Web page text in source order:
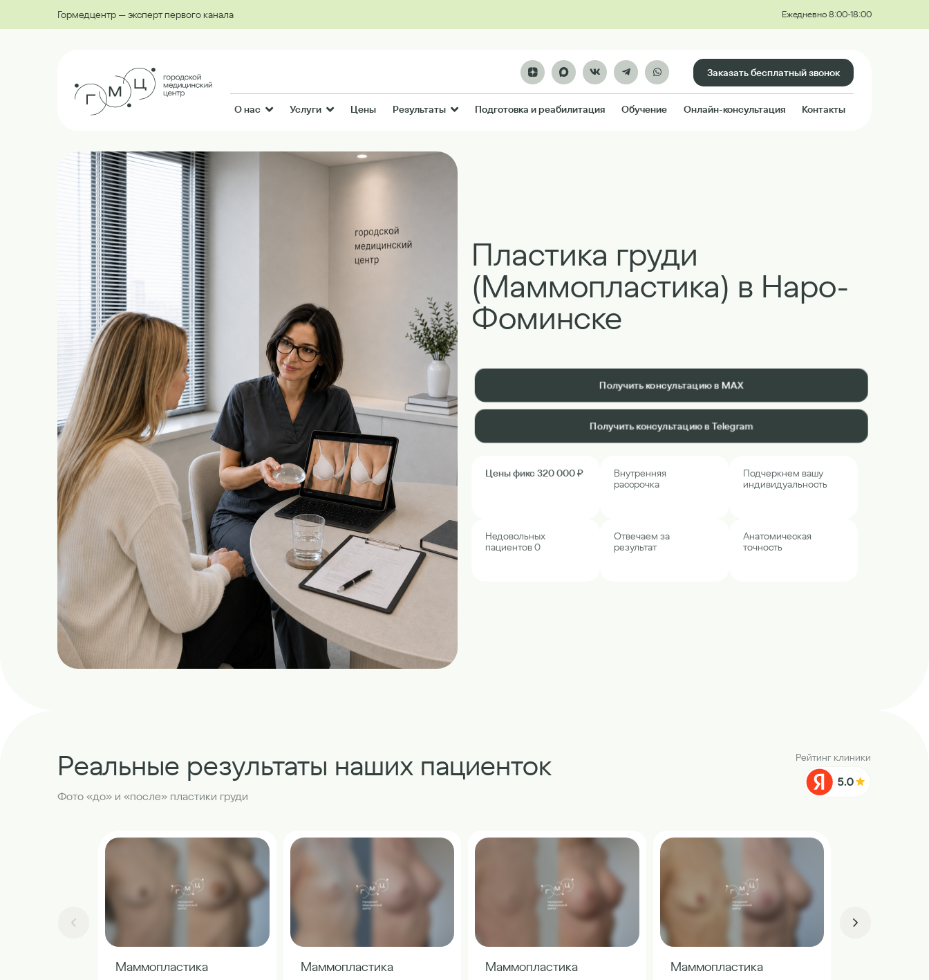
Гормедцентр — эксперт первого канала Ежедневно 8:00-18:00
Заказать бесплатный звонок
О нас Услуги Цены Результаты Подготовка и реабилитация Обучение Онлайн-консультация Контакты
Пластика груди
(Маммопластика) в Наро-
Фоминске
Получить консультацию в MAX
Получить консультацию в Telegram
Цены фикс 320 000 ₽
Внутренняя
рассрочка
Подчеркнем вашу
индивидуальность
Недовольных
пациентов 0
Отвечаем за
результат
Анатомическая
точность
Реальные результаты наших пациенток
Фото «до» и «после» пластики груди
Рейтинг клиники
Маммопластика Маммопластика Маммопластика Маммопластика